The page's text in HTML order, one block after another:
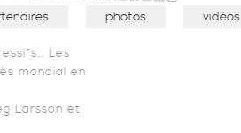
photos vidéos
Les
mondial en
Larsson et